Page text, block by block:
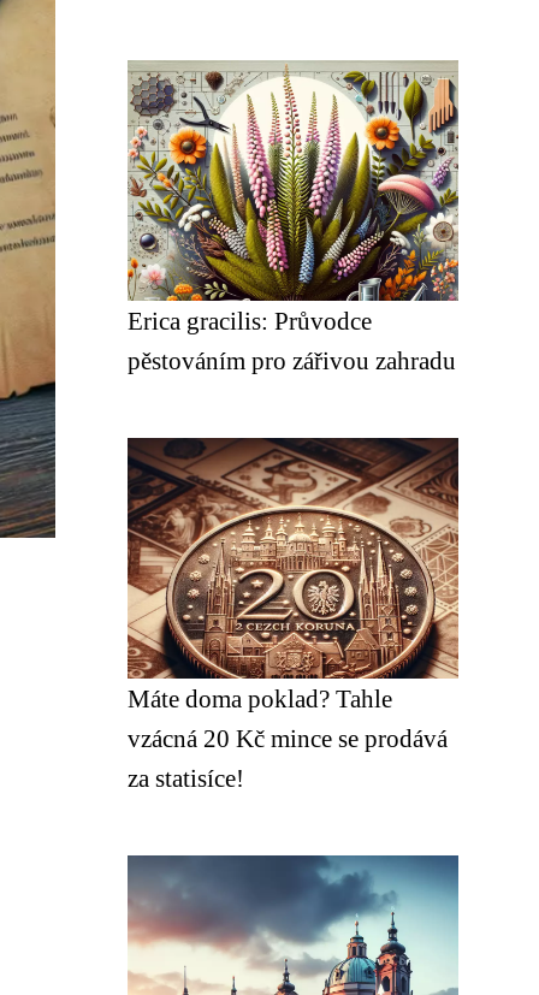
Erica gracilis: Průvodce
pěstováním pro zářivou zahradu
Máte doma poklad? Tahle
vzácná 20 Kč mince se prodává
za statisíce!